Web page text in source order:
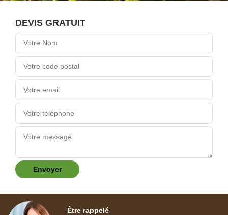
DEVIS GRATUIT
Être rappelé